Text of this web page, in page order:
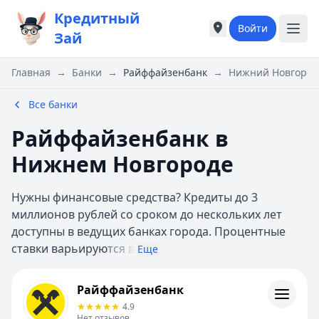
Кредитный
Зай
Города России
Москва
Е
К
Красноярск
М
Москва
Новосибирск
Города России
Москва
К
Красноярск
М
Москва
Новосибирск
Войти
Главная → Банки → Райффайзенбанк → Нижний Новгород
Все банки
Райффайзенбанк в
Нижнем Новгороде
Нужны финансовые средства? Кредиты до 3
миллионов рублей со сроком до нескольких лет
доступны в ведущих банках города. Процентные
ставки варьируются в Еще
Контакты
Личный кабинет
Райффайзенбанк
4.9